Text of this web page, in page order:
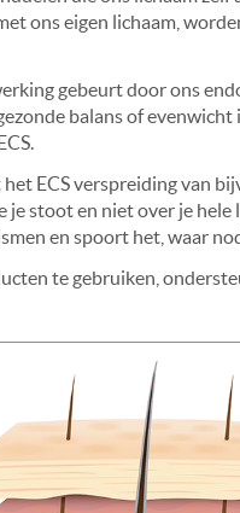
ons eigen lichaam,
gebeurt door ons
balans of evenwicht
ECS verspreiding van
je stoot en niet over je
en spoort het, waar
te gebruiken,